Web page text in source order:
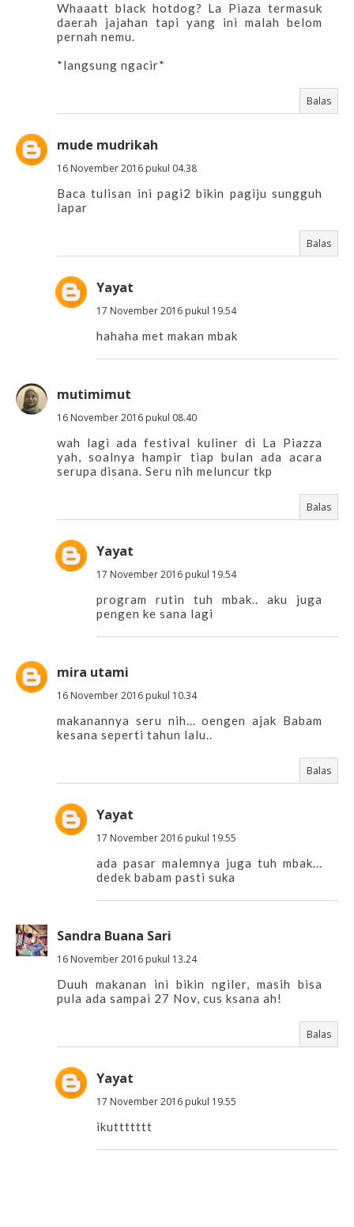
Whaaatt black hotdog? La Piaza termasuk
daerah jajahan tapi yang ini malah belom
pernah nemu.
*langsung ngacir*
Balas
mude mudrikah
16 November 2016 pukul 04.38
Baca tulisan ini pagi2 bikin pagiju sungguh
lapar
Balas
Yayat
17 November 2016 pukul 19.54
hahaha met makan mbak
mutimimut
16 November 2016 pukul 08.40
wah lagi ada festival kuliner di La Piazza
yah, soalnya hampir tiap bulan ada acara
serupa disana. Seru nih meluncur tkp
Balas
Yayat
17 November 2016 pukul 19.54
program rutin tuh mbak.. aku juga
pengen ke sana lagi
mira utami
16 November 2016 pukul 10.34
makanannya seru nih... oengen ajak Babam
kesana seperti tahun lalu..
Balas
Yayat
17 November 2016 pukul 19.55
ada pasar malemnya juga tuh mbak...
dedek babam pasti suka
Sandra Buana Sari
16 November 2016 pukul 13.24
Duuh makanan ini bikin ngiler, masih bisa
pula ada sampai 27 Nov, cus ksana ah!
Balas
Yayat
17 November 2016 pukul 19.55
ikuttttttt